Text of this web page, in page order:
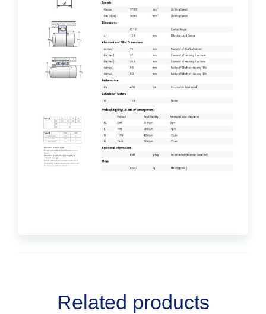
Related products